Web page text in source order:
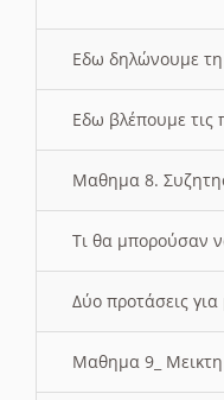
Εδω δηλώνουμε
Εδω βλέπουμε
Μαθημα 8.
Τι θα μπορούσαν
Δύο προτάσεις
Μαθημα 9_